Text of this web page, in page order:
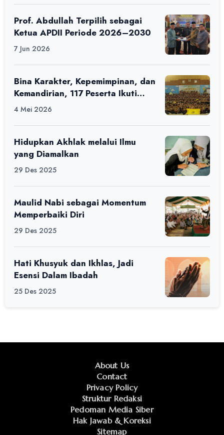
Prof. Abdullah Terpilih sebagai
Ketua APDII Periode 2026–2030
7 Jun 2026
Bina Karakter, Kepemimpinan, dan
Kemandirian, 117 Peserta Ikuti
Alfaro Camp di MAN 1 Darussalam
4 Mei 2026
Hidupkan Akhlak melalui Ilmu
yang Diamalkan
29 Des 2025
Maulid Nabi sebagai Momentum
Memperbaiki Diri
29 Des 2025
Hati Khusyuk dan Ikhlas, Jadi
Esensi Dalam Ibadah
25 Des 2025
About Us
Contact
Privacy Policy
Struktur Redaksi
Pedoman Media Siber
Hak Jawab & Koreksi
Sitemap